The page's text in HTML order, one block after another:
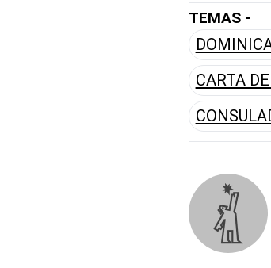
TEMAS -
CARTA